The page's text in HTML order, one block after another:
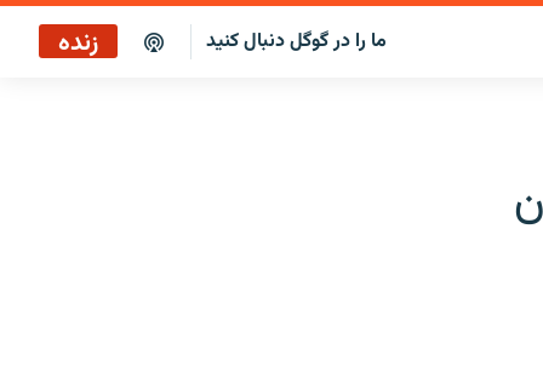
ما را در گوگل دنبال کنید زنده